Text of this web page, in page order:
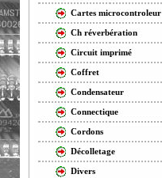
Cartes microcontroleur
Ch réverbération
Circuit imprimé
Coffret
Condensateur
Connectique
Cordons
Décolletage
Divers